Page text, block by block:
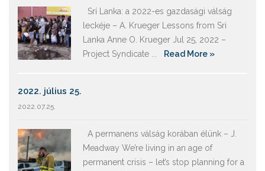
Srí Lanka: a 2022-es gazdasági válság
leckéje – A. Krueger Lessons from Sri
Lanka Anne O. Krueger Jul 25, 2022 –
Project Syndicate ...
Read More »
2022. július 25.
2022.07.25.
A permanens válság korában élünk – J.
Meadway We’re living in an age of
permanent crisis – let’s stop planning for a